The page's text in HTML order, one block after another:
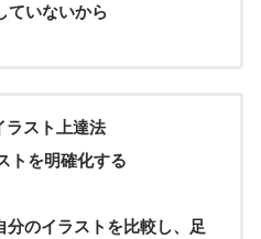
ていないから
ラスト上達法
トを明確化する
分のイラストを比較し、足